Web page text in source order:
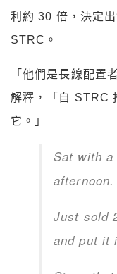
利約 30 倍，決定
STRC。
「他們是長線配置
解釋，「自 STRC
它。」
Sat with
afternoon.
Just sold
and put it